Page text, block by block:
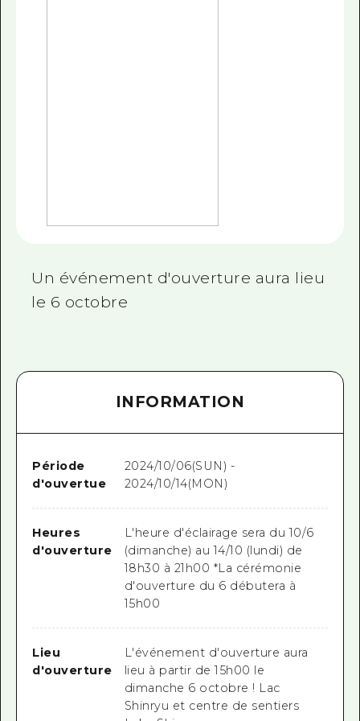
Un événement d'ouverture aura lieu
le 6 octobre
INFORMATION
Période
d'ouvertue
2024/10/06(SUN) -
2024/10/14(MON)
Heures
d'ouverture
L'heure d'éclairage sera du 10/6
(dimanche) au 14/10 (lundi) de
18h30 à 21h00 *La cérémonie
d'ouverture du 6 débutera à
15h00
Lieu
d'ouverture
L'événement d'ouverture aura
lieu à partir de 15h00 le
dimanche 6 octobre ! Lac
Shinryu et centre de sentiers